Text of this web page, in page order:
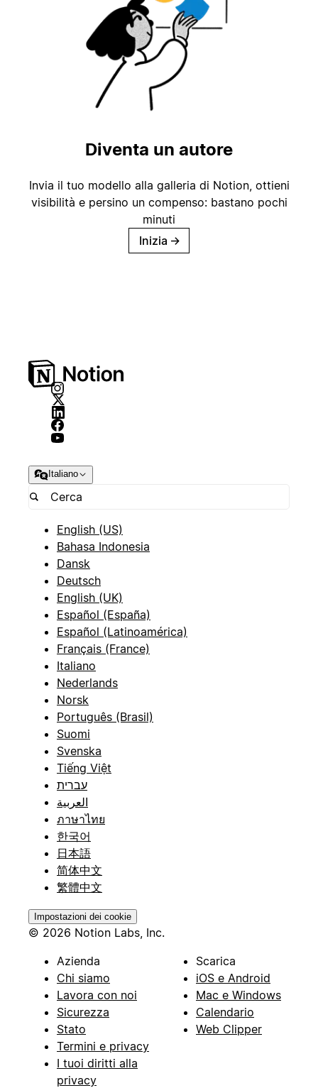
Diventa un autore
Invia il tuo modello alla galleria di Notion, ottieni
visibilità e persino un compenso: bastano pochi
minuti
Inizia →
Italiano
English (US)
Bahasa Indonesia
Dansk
Deutsch
English (UK)
Español (España)
Español (Latinoamérica)
Français (France)
Italiano
Nederlands
Norsk
Português (Brasil)
Suomi
Svenska
Tiếng Việt
עברית
العربية
ภาษาไทย
한국어
日本語
简体中文
繁體中文
Impostazioni dei cookie
© 2026 Notion Labs, Inc.
Azienda
Chi siamo
Lavora con noi
Sicurezza
Stato
Termini e privacy
I tuoi diritti alla
privacy
Scarica
iOS e Android
Mac e Windows
Calendario
Web Clipper